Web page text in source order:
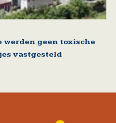
werden geen toxische
vastgesteld